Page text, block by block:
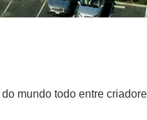
mundo todo entre